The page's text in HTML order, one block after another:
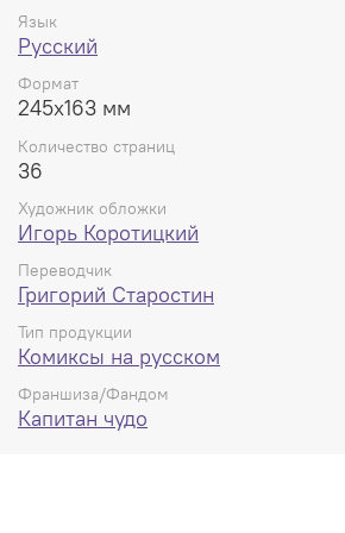
Содержание:
1) Происхождение Капитана Чудо
2) Капитан Чудо и метка чёрной
Black Swastika) CAPTAIN MARVEL
(январь 1943)
3) Мир монстров Сиваны (Sivana’s
36 страниц, сингл
Язык
Русский
Формат
245x163 мм
Количество страниц
36
Художник обложки
Игорь Коротицкий
Переводчик
Григорий Старостин
Тип продукции
Комиксы на русском
Франшиза/Фандом
Капитан чудо